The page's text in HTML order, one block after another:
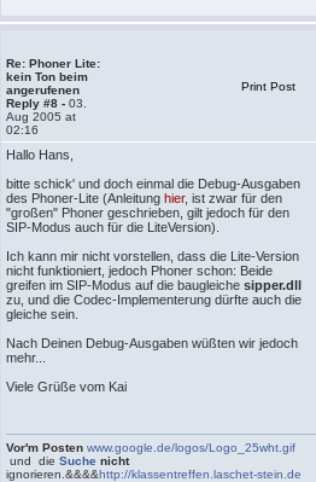
Re: Phoner Lite:
kein Ton beim
angerufenen
Reply #8 - 03.
Aug 2005 at
02:16
Print Post
Hallo Hans,
bitte schick' und doch einmal die Debug-Ausgaben
des Phoner-Lite (Anleitung hier, ist zwar für den
"großen" Phoner geschrieben, gilt jedoch für den
SIP-Modus auch für die LiteVersion).
Ich kann mir nicht vorstellen, dass die Lite-Version
nicht funktioniert, jedoch Phoner schon: Beide
greifen im SIP-Modus auf die baugleiche sipper.dll
zu, und die Codec-Implementerung dürfte auch die
gleiche sein.
Nach Deinen Debug-Ausgaben wüßten wir jedoch
mehr...
Viele Grüße vom Kai
Vor'm Posten www.google.de/logos/Logo_25wht.gif
und die Suche nicht
ignorieren.&&&&http://klassentreffen.laschet-stein.de